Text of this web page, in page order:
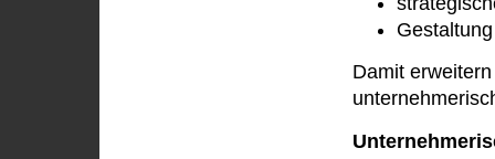
Damit